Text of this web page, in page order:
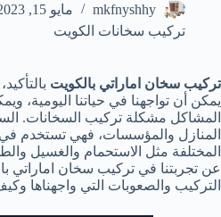
mkfnyshhy
مايو 15, 2023
تركيب سخانات الكويت
تركيب سخان اماراتي بالكويت
يمكن أن تواجهنا في حياتنا اليومية،
المشاكل مشكلة تركيب السخانات.
المنازل والمؤسسات، فهي تستخدم في
المختلفة مثل الاستحمام والغسيل
عن تجربتنا في تركيب سخان
التركيب والصعوبات التي واجهناها